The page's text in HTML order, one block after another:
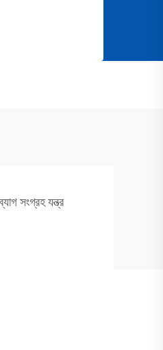
সংগ্রহ যন্ত্র